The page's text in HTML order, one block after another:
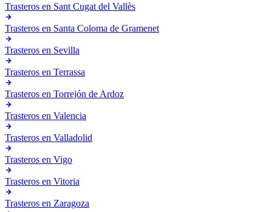
Trasteros en Sant Cugat del Vallès
Trasteros en Santa Coloma de Gramenet
Trasteros en Sevilla
Trasteros en Terrassa
Trasteros en Torrejón de Ardoz
Trasteros en Valencia
Trasteros en Valladolid
Trasteros en Vigo
Trasteros en Vitoria
Trasteros en Zaragoza